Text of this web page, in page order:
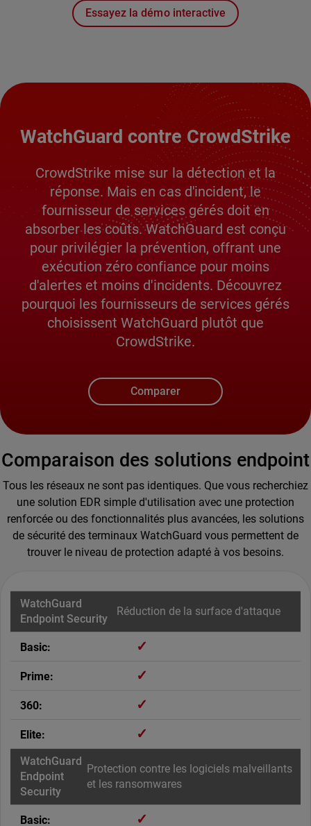
Essayez la démo interactive
WatchGuard contre CrowdStrike
CrowdStrike mise sur la détection et la
réponse. Mais en cas d'incident, le
fournisseur de services gérés doit en
absorber les coûts. WatchGuard est conçu
pour privilégier la prévention, offrant une
exécution zéro confiance pour moins
d'alertes et moins d'incidents. Découvrez
pourquoi les fournisseurs de services gérés
choisissent WatchGuard plutôt que
CrowdStrike.
Comparer
Comparaison des solutions endpoint
Tous les réseaux ne sont pas identiques. Que vous recherchiez
une solution EDR simple d'utilisation avec une protection
renforcée ou des fonctionnalités plus avancées, les solutions
de sécurité des terminaux WatchGuard vous permettent de
trouver le niveau de protection adapté à vos besoins.
Réduction de la surface d'attaque
✓
✓
✓
✓
Protection contre les logiciels malveillants
et les ransomwares
✓